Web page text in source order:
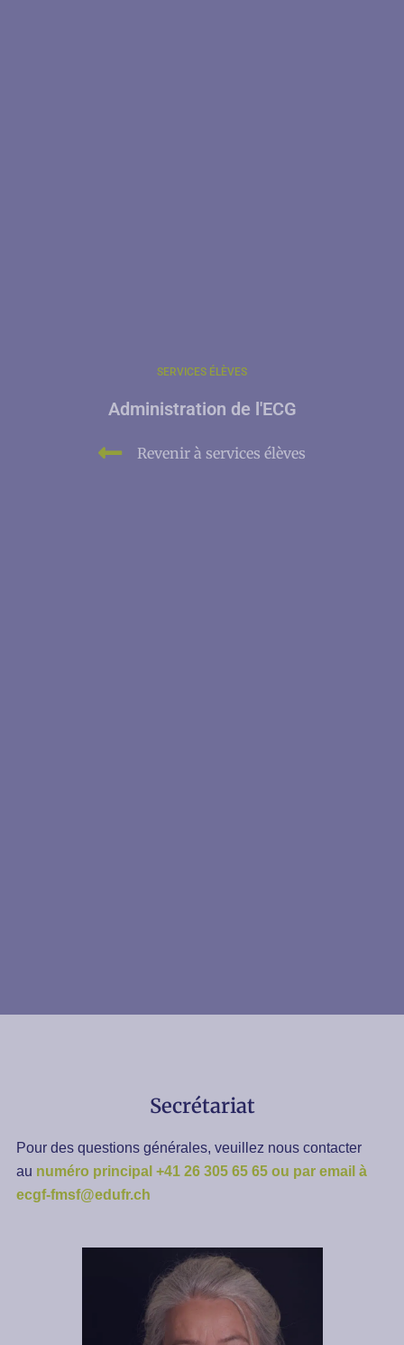
SERVICES ÉLÈVES
Administration de l'ECG
Revenir à services élèves
Secrétariat
Pour des questions générales, veuillez nous contacter
au numéro principal +41 26 305 65 65 ou par email à
ecgf-fmsf@edufr.ch